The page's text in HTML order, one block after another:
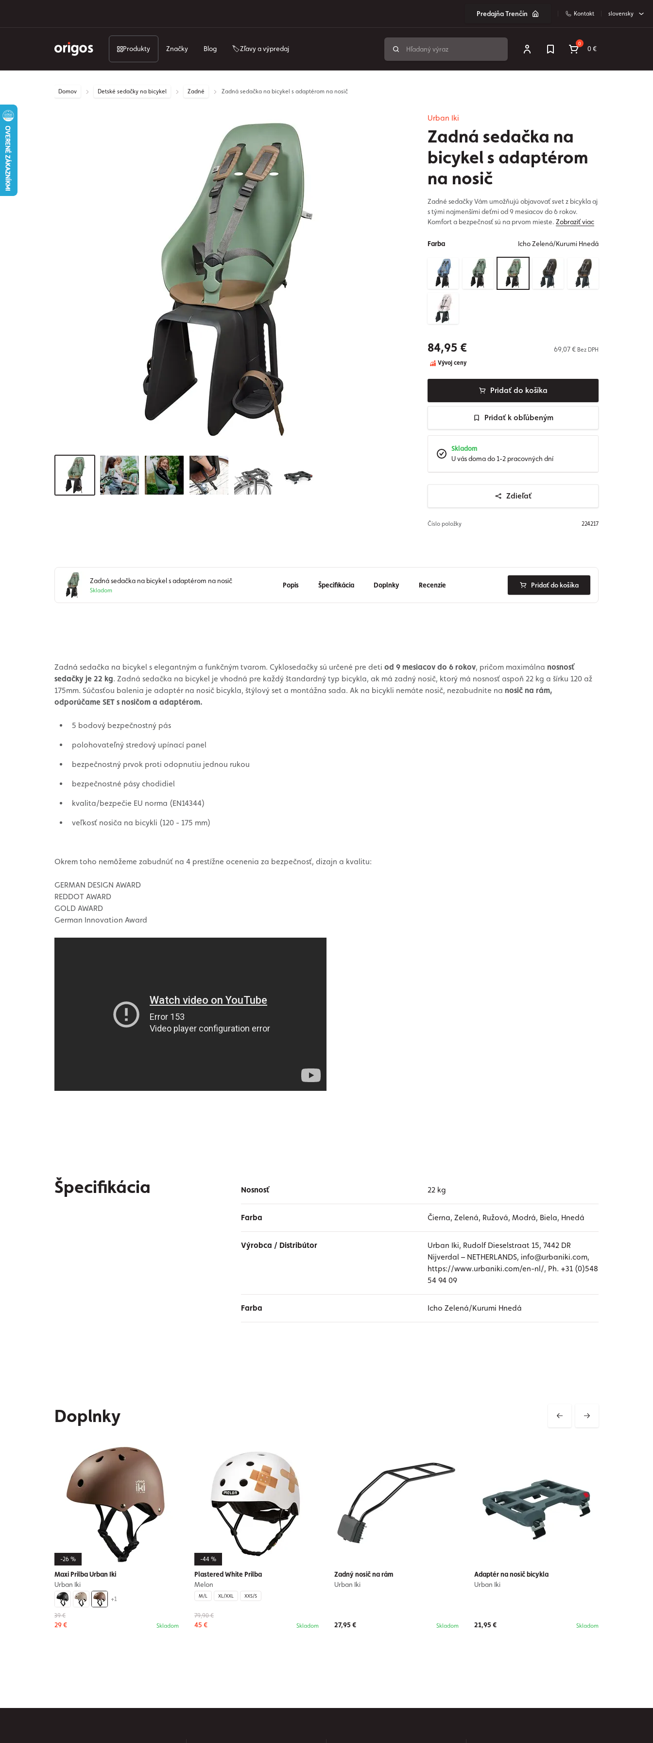
Predajňa Trenčín Kontakt slovensky
Produkty Značky Blog 🏷️Zľavy a výpredaj
0
0 €
Domov Detské sedačky na bicykel Zadné Zadná sedačka na bicykel s adaptérom na nosič
Urban Iki
Zadná sedačka na
bicykel s adaptérom
na nosič
Zadné sedačky Vám umožňujú objavovať svet z bicykla aj
s tými najmenšími deťmi od 9 mesiacov do 6 rokov.
Komfort a bezpečnosť sú na prvom mieste. Zobraziť viac
Farba Icho Zelená/Kurumi Hnedá
84,95 € 69,07 € Bez DPH
Vývoj ceny
Pridať do košíka
Pridať k obľúbeným
Skladom
U vás doma do 1-2 pracovných dní
Zdieľať
Číslo položky 224217
Zadná sedačka na bicykel s adaptérom na nosič
Skladom
Popis Špecifikácia Doplnky Recenzie Pridať do košíka
Zadná sedačka na bicykel s elegantným a funkčným tvarom. Cyklosedačky sú určené pre deti od 9 mesiacov do 6 rokov, pričom maximálna nosnosť
sedačky je 22 kg. Zadná sedačka na bicykel je vhodná pre každý štandardný typ bicykla, ak má zadný nosič, ktorý má nosnosť aspoň 22 kg a šírku 120 až
175mm. Súčasťou balenia je adaptér na nosič bicykla, štýlový set a montážna sada. Ak na bicykli nemáte nosič, nezabudnite na nosič na rám,
odporúčame SET s nosičom a adaptérom.
5 bodový bezpečnostný pás
polohovateľný stredový upínací panel
bezpečnostný prvok proti odopnutiu jednou rukou
bezpečnostné pásy chodidiel
kvalita/bezpečie EU norma (EN14344)
veľkosť nosiča na bicykli (120 - 175 mm)
Okrem toho nemôžeme zabudnúť na 4 prestížne ocenenia za bezpečnosť, dizajn a kvalitu:
GERMAN DESIGN AWARD
REDDOT AWARD
GOLD AWARD
German Innovation Award
Špecifikácia Nosnosť 22 kg
Farba Čierna, Zelená, Ružová, Modrá, Biela, Hnedá
Výrobca / Distribútor
Urban Iki, Rudolf Dieselstraat 15, 7442 DR
Nijverdal – NETHERLANDS, info@urbaniki.com,
https://www.urbaniki.com/en-nl/, Ph. +31 (0)548
54 94 09
Farba Icho Zelená/Kurumi Hnedá
Doplnky
-26 %
Maxi Prilba Urban Iki
Urban Iki
+1
39 €
29 € Skladom
-44 %
Plastered White Prilba
Melon
M/L XL/XXL XXS/S
79,90 €
45 € Skladom
Zadný nosič na rám
Urban Iki
27,95 € Skladom
Adaptér na nosič bicykla
Urban Iki
21,95 € Skladom